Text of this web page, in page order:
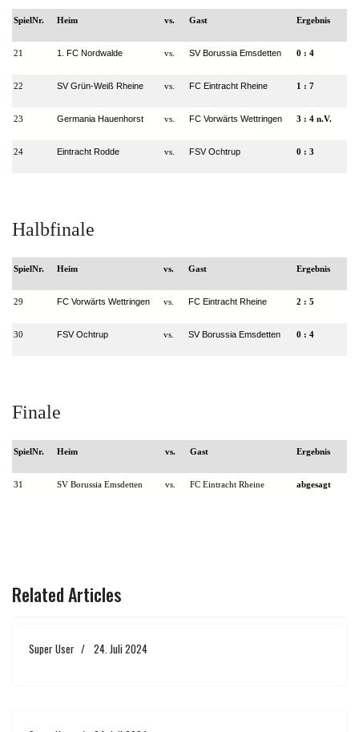
SpielNr. Heim vs. Gast Ergebnis
21 1. FC Nordwalde vs. SV Borussia Emsdetten 0 : 4
22 SV Grün-Weiß Rheine vs. FC Eintracht Rheine 1 : 7
23 Germania Hauenhorst vs. FC Vorwärts Wettringen 3 : 4 n.V.
24 Eintracht Rodde vs. FSV Ochtrup 0 : 3
Halbfinale
SpielNr. Heim vs. Gast Ergebnis
29 FC Vorwärts Wettringen vs. FC Eintracht Rheine 2 : 5
30 FSV Ochtrup vs. SV Borussia Emsdetten 0 : 4
Finale
SpielNr. Heim vs. Gast Ergebnis
31 SV Borussia Emsdetten vs. FC Eintracht Rheine abgesagt
Related Articles
Super User 24. Juli 2024